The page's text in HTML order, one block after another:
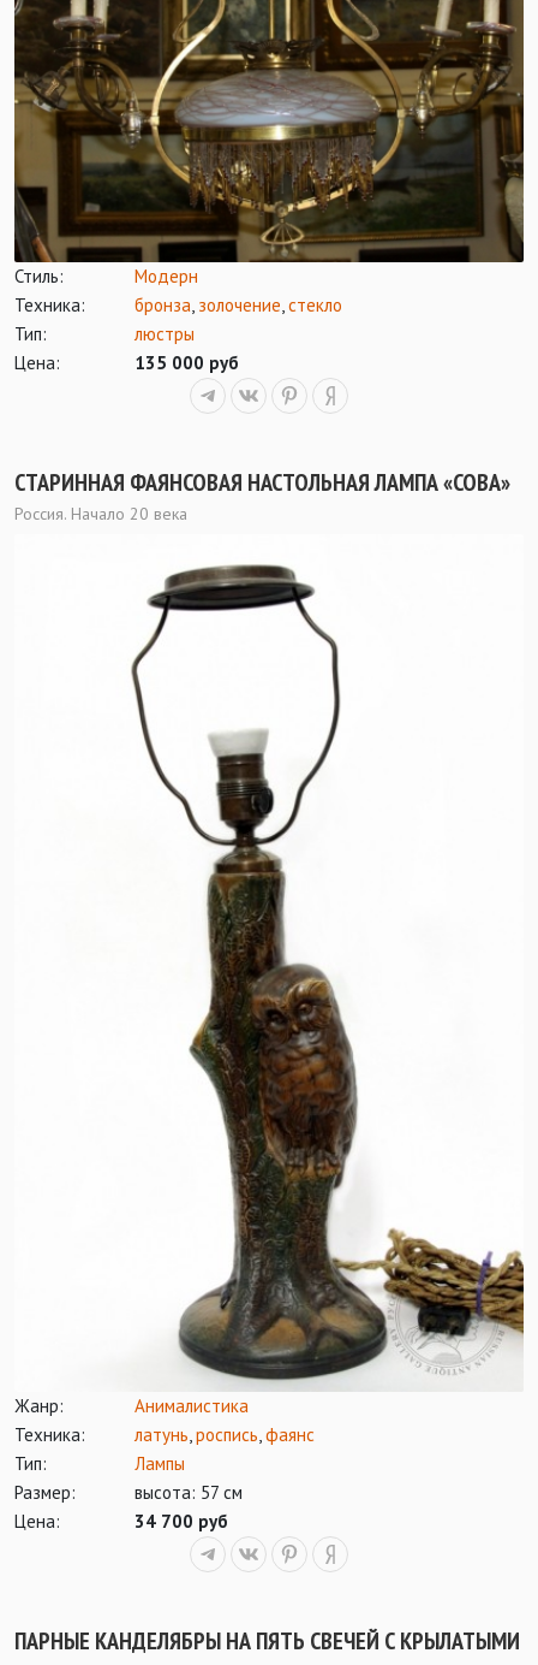
Стиль:
Модерн
Техника:
бронза, золочение,стекло
Тип:
люстры
Цена:
135 000 руб
СТАРИННАЯ ФАЯНСОВАЯ НАСТОЛЬНАЯ ЛАМПА «СОВА»
Россия. Начало 20 века
Жанр:
Анималистика
Техника:
латунь,роспись,фаянс
Тип:
Лампы
Размер:
высота: 57 см
Цена:
34 700 руб
ПАРНЫЕ КАНДЕЛЯБРЫ НА ПЯТЬ СВЕЧЕЙ С КРЫЛАТЫМИ